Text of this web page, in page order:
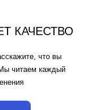
КАЧЕСТВО
что вы
читаем каждый